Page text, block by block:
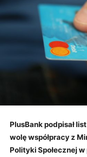
PlusBank podpisał
wolę współpracy z
Polityki Społecznej